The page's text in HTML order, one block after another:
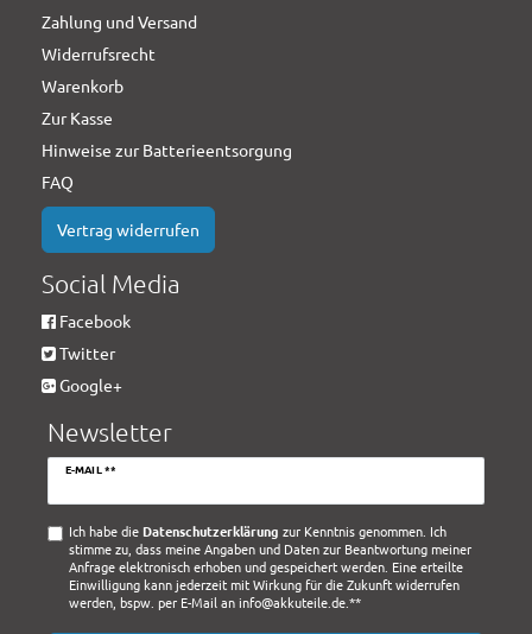
Zahlung und Versand
Widerrufsrecht
Warenkorb
Zur Kasse
Hinweise zur Batterieentsorgung
FAQ
Vertrag widerrufen
Social Media
Facebook
Twitter
Google+
Newsletter
E-MAIL **
Newsletter
Ich habe die Daten­schutz­erklärung zur Kenntnis genommen. Ich
stimme zu, dass meine Angaben und Daten zur Beantwortung meiner
Anfrage elektronisch erhoben und gespeichert werden. Eine erteilte
Einwilligung kann jederzeit mit Wirkung für die Zukunft widerrufen
werden, bspw. per E-Mail an info@akkuteile.de.**